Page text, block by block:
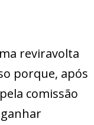
reviravolta
porque, após
comissão